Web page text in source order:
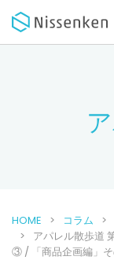
HOME コラム
アパレル散歩道
③ / 「商品企画編」そ